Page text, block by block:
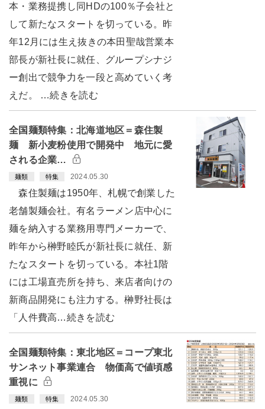
本・業務提携し同HDの100％子会社と
して新たなスタートを切っている。昨
年12月には生え抜きの本田聖哉営業本
部長が新社長に就任、グループシナジ
ー創出で競争力を一段と高めていく考
えだ。 …続きを読む
全国麺類特集：北海道地区＝森住製
麺 新小麦粉使用で開発中 地元に愛
される企業…
麺類 特集 2024.05.30
森住製麺は1950年、札幌で創業した
老舗製麺会社。有名ラーメン店中心に
麺を納入する業務用専門メーカーで、
昨年から榊野睦氏が新社長に就任、新
たなスタートを切っている。本社1階
には工場直売所を持ち、来店者向けの
新商品開発にも注力する。榊野社長は
「人件費高…続きを読む
全国麺類特集：東北地区＝コープ東北
サンネット事業連合 物価高で値頃感
重視に
麺類 特集 2024.05.30